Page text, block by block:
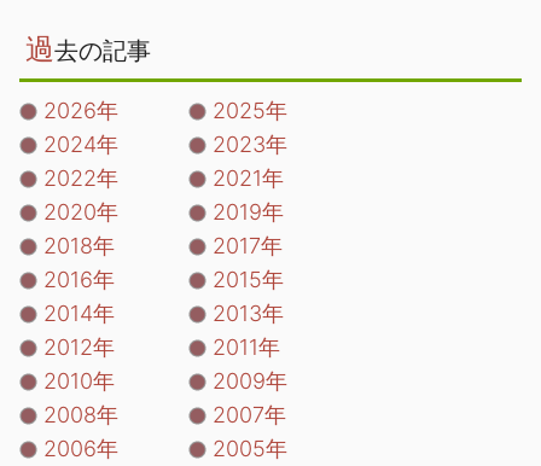
過去の記事
2026年
2025年
2024年
2023年
2022年
2021年
2020年
2019年
2018年
2017年
2016年
2015年
2014年
2013年
2012年
2011年
2010年
2009年
2008年
2007年
2006年
2005年